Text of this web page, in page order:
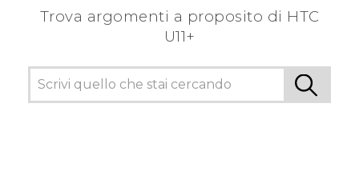
Trova argomenti a proposito di HTC
U11+